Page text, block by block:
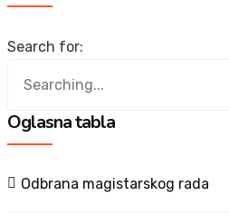
Search for:
Oglasna tabla
Odbrana magistarskog rada